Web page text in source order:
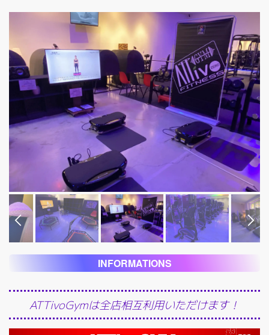
INFORMATIONS
ATTivoGymは全店相互利用いただけます！